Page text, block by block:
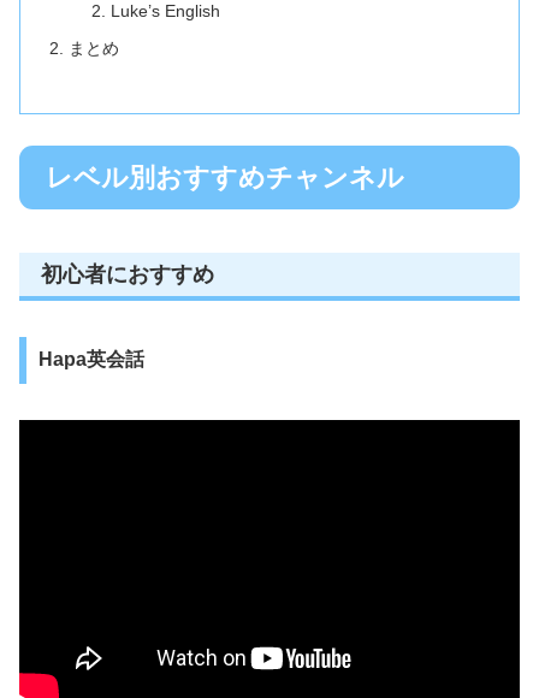
Luke’s English
まとめ
レベル別おすすめチャンネル
初心者におすすめ
Hapa英会話